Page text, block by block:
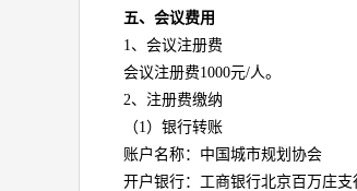
五、会议费用
1、会议注册费
会议注册费1000元/人。
2、注册费缴纳
（1）银行转账
账户名称：中国城市规划协会
开户银行：工商银行北京百万庄支